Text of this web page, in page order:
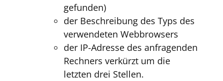
gefunden)
der Beschreibung des Typs des
verwendeten Webbrowsers
der IP-Adresse des anfragenden
Rechners verkürzt um die
letzten drei Stellen.